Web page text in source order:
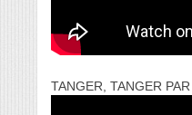
TANGER, TANGER PAR